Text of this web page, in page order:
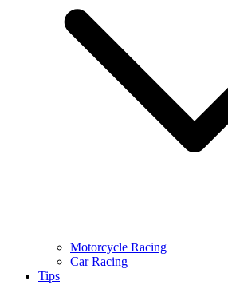
Motorcycle Racing
Car Racing
Tips